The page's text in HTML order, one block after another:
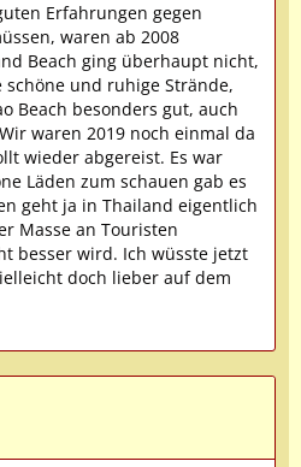
Erfahrungen gegen
waren ab 2008
Beach ging überhaupt nicht,
und ruhige Strände,
Beach besonders gut, auch
waren 2019 noch einmal da
wieder abgereist. Es war
Läden zum schauen gab es
geht ja in Thailand eigentlich
Masse an Touristen
besser wird. Ich wüsste jetzt
doch lieber auf dem